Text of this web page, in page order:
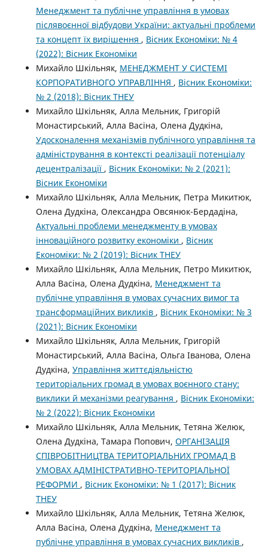
Менеджмент та публічне управління в умовах
післявоєнної відбудови України: актуальні проблеми
та концепт їх вирішення , Вісник Економіки: № 4
(2022): Вісник Економіки
Михайло Шкільняк, МЕНЕДЖМЕНТ У СИСТЕМІ
КОРПОРАТИВНОГО УПРАВЛІННЯ , Вісник Економіки:
№ 2 (2018): Вісник ТНЕУ
Михайло Шкільняк, Алла Мельник, Григорій
Монастирський, Алла Васіна, Олена Дудкіна,
Удосконалення механізмів публічного управління та
адміністрування в контексті реалізації потенціалу
децентралізації , Вісник Економіки: № 2 (2021):
Вісник Економіки
Михайло Шкільняк, Алла Мельник, Петра Микитюк,
Олена Дудкіна, Олександра Овсянюк-Бердадіна,
Актуальні проблеми менеджменту в умовах
інноваційного розвитку економіки , Вісник
Економіки: № 2 (2019): Вісник ТНЕУ
Михайло Шкільняк, Алла Мельник, Петро Микитюк,
Алла Васіна, Олена Дудкіна, Менеджмент та
публічне управління в умовах сучасних вимог та
трансформаційних викликів , Вісник Економіки: № 3
(2021): Вісник Економіки
Михайло Шкільняк, Алла Мельник, Григорій
Монастирський, Алла Васіна, Ольга Іванова, Олена
Дудкіна, Управління життєдіяльністю
територіальних громад в умовах воєнного стану:
виклики й механізми реагування , Вісник Економіки:
№ 2 (2022): Вісник Економіки
Михайло Шкільняк, Алла Мельник, Тетяна Желюк,
Олена Дудкіна, Тамара Попович, ОРГАНІЗАЦІЯ
СПІВРОБІТНИЦТВА ТЕРИТОРІАЛЬНИХ ГРОМАД В
УМОВАХ АДМІНІСТРАТИВНО-ТЕРИТОРІАЛЬНОЇ
РЕФОРМИ , Вісник Економіки: № 1 (2017): Вісник
ТНЕУ
Михайло Шкільняк, Алла Мельник, Тетяна Желюк,
Алла Васіна, Олена Дудкіна, Менеджмент та
публічне управління в умовах сучасних викликів ,